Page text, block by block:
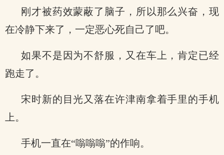
刚才被药效蒙蔽了脑子，所以那么兴奋，现
在冷静下来了，一定恶心死自己了吧。
如果不是因为不舒服，又在车上，肯定已经
跑走了。
宋时新的目光又落在许津南拿着手里的手机
上。
手机一直在“嗡嗡嗡”的作响。